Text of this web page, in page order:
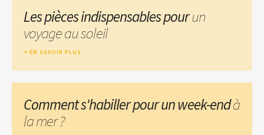
Les pièces indispensables pourun
voyage au soleil
EN SAVOIR PLUS
Comment s'habiller pour un week-endà
la mer ?